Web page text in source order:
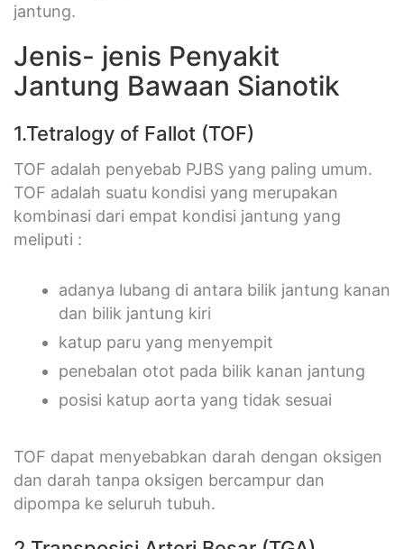
jantung.
Jenis- jenis Penyakit
Jantung Bawaan Sianotik
1.Tetralogy of Fallot (TOF)
TOF adalah penyebab PJBS yang paling umum.
TOF adalah suatu kondisi yang merupakan
kombinasi dari empat kondisi jantung yang
meliputi :
adanya lubang di antara bilik jantung kanan
dan bilik jantung kiri
katup paru yang menyempit
penebalan otot pada bilik kanan jantung
posisi katup aorta yang tidak sesuai
TOF dapat menyebabkan darah dengan oksigen
dan darah tanpa oksigen bercampur dan
dipompa ke seluruh tubuh.